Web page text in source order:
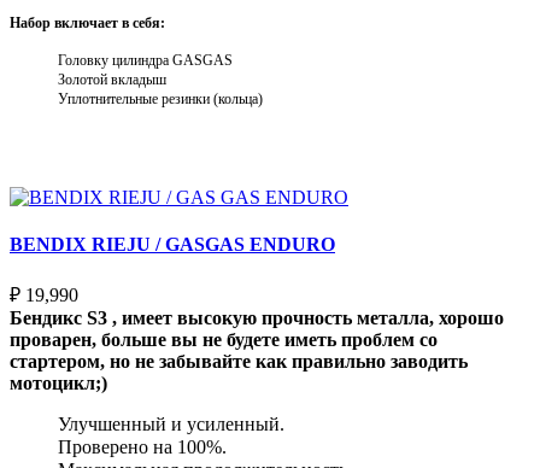
Набор включает в себя:
Головку цилиндра GASGAS
Золотой вкладыш
Уплотнительные резинки (кольца)
BENDIX RIEJU / GASGAS ENDURO
₽ 19,990
Бендикс S3 , имеет высокую прочность металла, хорошо
проварен, больше вы не будете иметь проблем со
стартером, но не забывайте как правильно заводить
мотоцикл;)
Улучшенный и усиленный.
Проверено на 100%.